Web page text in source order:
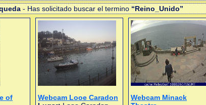
- Has solicitado buscar el termino “Reino_Unido”
of
Webcam Looe Caradon
Webcam Minack